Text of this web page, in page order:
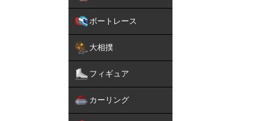
ボートレース
大相撲
フィギュア
カーリング